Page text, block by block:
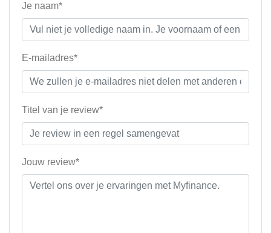
Je naam*
E-mailadres*
Titel van je review*
Jouw review*